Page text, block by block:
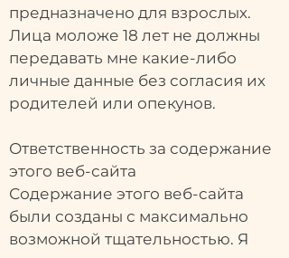
предназначено для взрослых.
Лица моложе 18 лет не должны
передавать мне какие-либо
личные данные без согласия их
родителей или опекунов.
Ответственность за содержание
этого веб-сайта
Содержание этого веб-сайта
были созданы с максимально
возможной тщательностью. Я